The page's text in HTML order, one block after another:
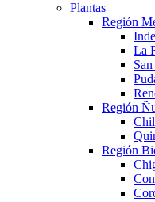
Plantas
Región
La
Región
Región